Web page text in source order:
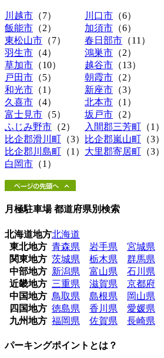
川越市 （7） 川口市 （6）
飯能市 （2） 加須市 （6）
東松山市 （7） 春日部市 （11）
羽生市 （4） 鴻巣市 （2）
草加市 （10） 越谷市 （13）
戸田市 （5） 朝霞市 （2）
和光市 （1） 新座市 （3）
久喜市 （4） 北本市 （1）
富士見市 （5） 坂戸市 （2）
ふじみ野市 （2） 入間郡三芳町 （1）
比企郡滑川町 （3） 比企郡嵐山町 （3）
比企郡川島町 （1） 大里郡寄居町 （3）
白岡市 （1）
月極駐車場 都道府県別検索
北海道地方北海道
東北地方 青森県 岩手県 宮城県
関東地方 茨城県 栃木県 群馬県
中部地方 新潟県 富山県 石川県
近畿地方 三重県 滋賀県 京都府
中国地方 鳥取県 島根県 岡山県
四国地方 徳島県 香川県 愛媛県
九州地方 福岡県 佐賀県 長崎県
パーキングポイントとは？